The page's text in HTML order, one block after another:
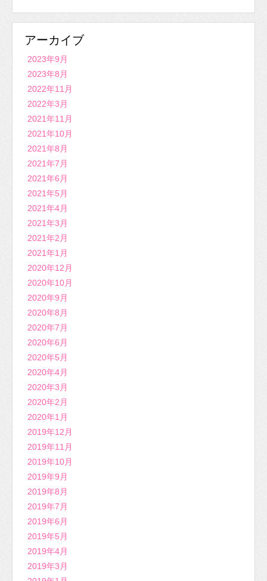
アーカイブ
2023年9月
2023年8月
2022年11月
2022年3月
2021年11月
2021年10月
2021年8月
2021年7月
2021年6月
2021年5月
2021年4月
2021年3月
2021年2月
2021年1月
2020年12月
2020年10月
2020年9月
2020年8月
2020年7月
2020年6月
2020年5月
2020年4月
2020年3月
2020年2月
2020年1月
2019年12月
2019年11月
2019年10月
2019年9月
2019年8月
2019年7月
2019年6月
2019年5月
2019年4月
2019年3月